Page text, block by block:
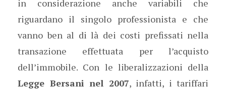
in considerazione anche variabili che
riguardano il singolo professionista e che
vanno ben al di là dei costi prefissati nella
transazione effettuata per l’acquisto
dell’immobile. Con le liberalizzazioni della
Legge Bersani nel 2007, infatti, i tariffari